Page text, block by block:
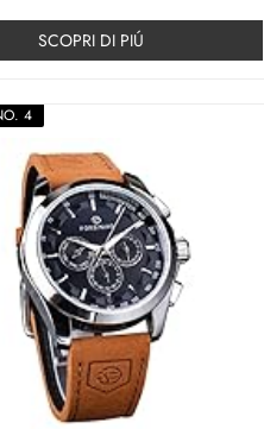
SCOPRI DI PIÚ
4